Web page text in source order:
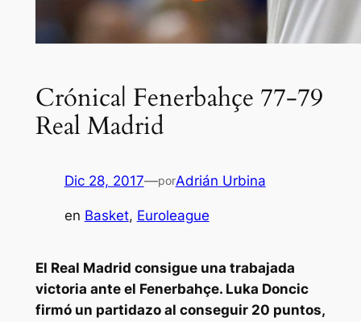
Crónica| Fenerbahçe 77-79
Real Madrid
Dic 28, 2017—porAdrián Urbina
en Basket, Euroleague
El Real Madrid consigue una trabajada
victoria ante el Fenerbahçe. Luka Doncic
firmó un partidazo al conseguir 20 puntos,